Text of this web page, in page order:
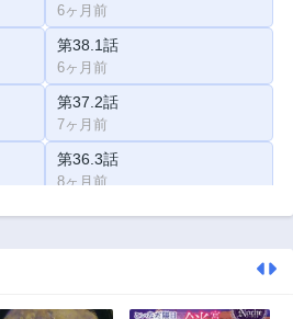
6ヶ月前
第38.1話
6ヶ月前
第37.2話
7ヶ月前
第36.3話
8ヶ月前
第36.1話